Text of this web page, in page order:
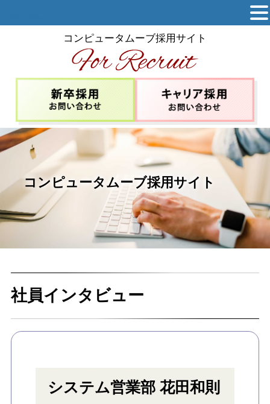
コンピュータムーブ採用サイト
コンピュータムーブ採用サイト
社員インタビュー
システム営業部 花田和則